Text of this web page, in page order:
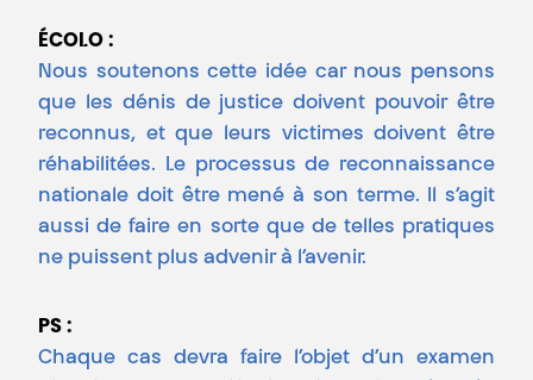
ÉCOLO :
Nous soutenons cette idée car nous pensons
que les dénis de justice doivent pouvoir être
reconnus, et que leurs victimes doivent être
réhabilitées. Le processus de reconnaissance
nationale doit être mené à son terme. Il s’agit
aussi de faire en sorte que de telles pratiques
ne puissent plus advenir à l’avenir.
PS :
Chaque cas devra faire l’objet d’un examen